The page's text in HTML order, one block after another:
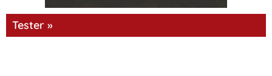
Tester »